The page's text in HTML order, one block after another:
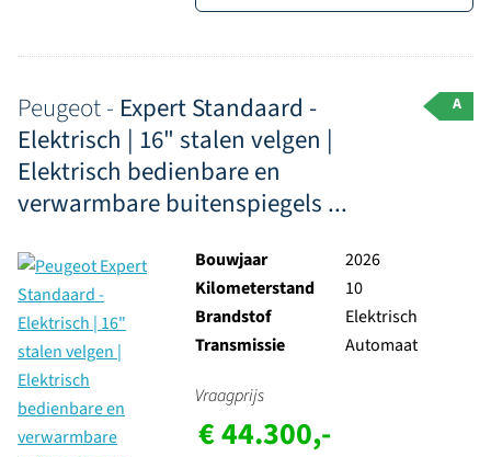
Peugeot - Expert Standaard -
Elektrisch | 16" stalen velgen |
Elektrisch bedienbare en
verwarmbare buitenspiegels ...
A
Bouwjaar
2026
Kilometerstand
10
Brandstof
Elektrisch
Transmissie
Automaat
Vraagprijs
€ 44.300,-